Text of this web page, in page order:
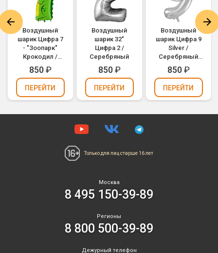
Воздушный
шарик Цифра 7
- "Зоопарк"
Крокодил /
Animaloons
Crocodile
(1207-1689)
850₽
ПЕРЕЙТИ
Воздушный
шарик 32"
Цифра 2 /
Серебряный
850₽
ПЕРЕЙТИ
Воздушный
шарик Цифра 9
Silver /
Серебряный
(1207-2964)
850₽
ПЕРЕЙТИ
Только для лиц старше 16 лет
Москва
8 495 150-39-89
Регионы
8 800 500-39-89
Дежурный телефон